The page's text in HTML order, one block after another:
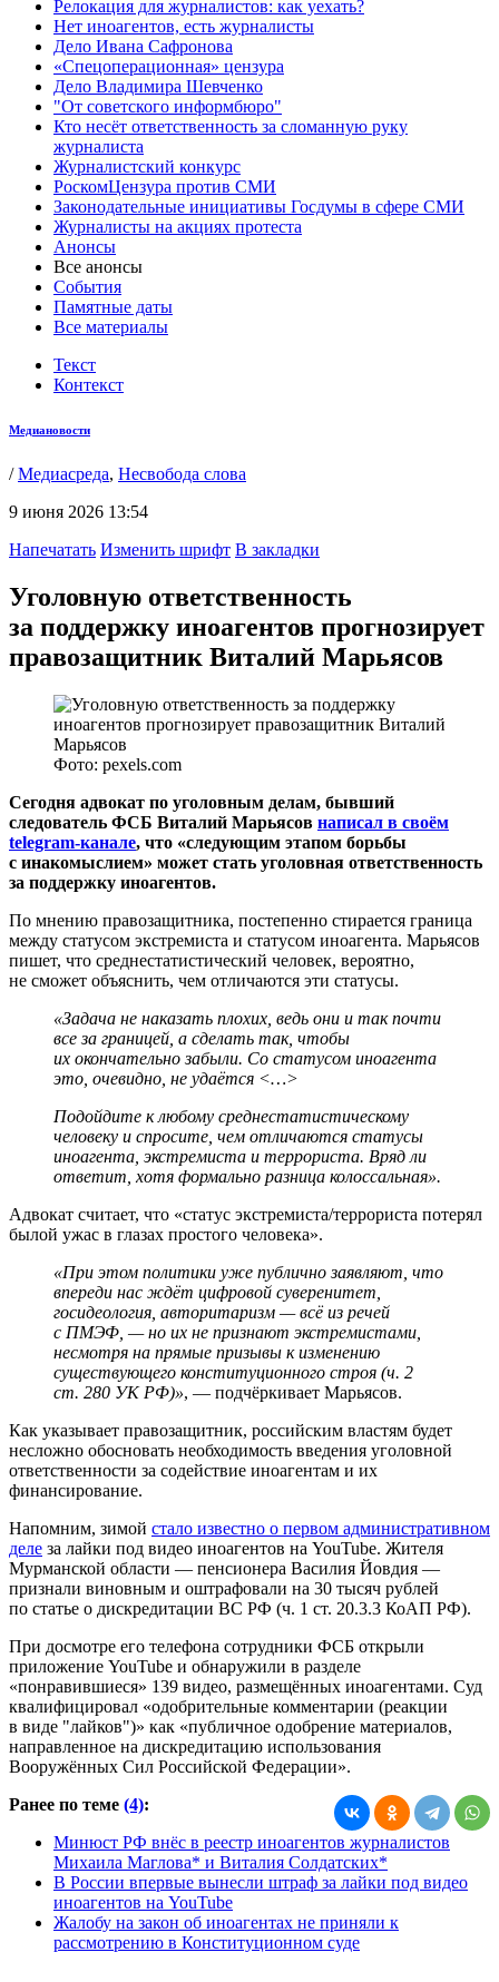
Релокация для журналистов: как уехать?
Нет иноагентов, есть журналисты
Дело Ивана Сафронова
«Спецоперационная» цензура
Дело Владимира Шевченко
"От советского информбюро"
Кто несёт ответственность за сломанную руку
журналиста
Журналистский конкурс
РоскомЦензура против СМИ
Законодательные инициативы Госдумы в сфере СМИ
Журналисты на акциях протеста
Анонсы
Все анонсы
События
Памятные даты
Все материалы
Текст
Контекст
Медиановости
/Медиасреда, Несвобода слова
9 июня 2026 13:54
Напечатать Изменить шрифт В закладки
Уголовную ответственность
за поддержку иноагентов прогнозирует
правозащитник Виталий Марьясов
Фото: pexels.com
Сегодня адвокат по уголовным делам, бывший
следователь ФСБ Виталий Марьясов написал в своём
telegram-канале, что «следующим этапом борьбы
с инакомыслием» может стать уголовная ответственность
за поддержку иноагентов.
По мнению правозащитника, постепенно стирается граница
между статусом экстремиста и статусом иноагента. Марьясов
пишет, что среднестатистический человек, вероятно,
не сможет объяснить, чем отличаются эти статусы.
«Задача не наказать плохих, ведь они и так почти
все за границей, а сделать так, чтобы
их окончательно забыли. Со статусом иноагента
это, очевидно, не удаётся <…>
Подойдите к любому среднестатистическому
человеку и спросите, чем отличаются статусы
иноагента, экстремиста и террориста. Вряд ли
ответит, хотя формально разница колоссальная».
Адвокат считает, что «статус экстремиста/террориста потерял
былой ужас в глазах простого человека».
«При этом политики уже публично заявляют, что
впереди нас ждёт цифровой суверенитет,
госидеология, авторитаризм — всё из речей
с ПМЭФ, — но их не признают экстремистами,
несмотря на прямые призывы к изменению
существующего конституционного строя (ч. 2
ст. 280 УК РФ)», — подчёркивает Марьясов.
Как указывает правозащитник, российским властям будет
несложно обосновать необходимость введения уголовной
ответственности за содействие иноагентам и их
финансирование.
Напомним, зимой стало известно о первом административном
деле за лайки под видео иноагентов на YouTube. Жителя
Мурманской области — пенсионера Василия Йовдия —
признали виновным и оштрафовали на 30 тысяч рублей
по статье о дискредитации ВС РФ (ч. 1 ст. 20.3.3 КоАП РФ).
При досмотре его телефона сотрудники ФСБ открыли
приложение YouTube и обнаружили в разделе
«понравившиеся» 139 видео, размещённых иноагентами. Суд
квалифицировал «одобрительные комментарии (реакции
в виде "лайков")» как «публичное одобрение материалов,
направленное на дискредитацию использования
Вооружённых Сил Российской Федерации».
Ранее по теме (4):
Минюст РФ внёс в реестр иноагентов журналистов
Михаила Маглова* и Виталия Солдатских*
В России впервые вынесли штраф за лайки под видео
иноагентов на YouTube
Жалобу на закон об иноагентах не приняли к
рассмотрению в Конституционном суде